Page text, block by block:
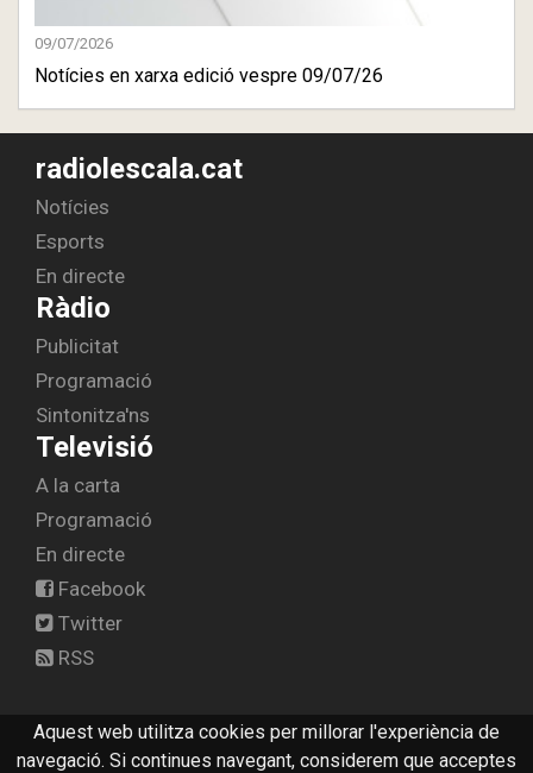
Aquest web utilitza cookies per millorar l'experiència de
navegació. Si continues navegant, considerem que acceptes
09/07/2026
Notícies en xarxa edició vespre 09/07/26
radiolescala.cat
Notícies
Esports
En directe
Ràdio
Publicitat
Programació
Sintonitza'ns
Televisió
A la carta
Programació
En directe
Facebook
Twitter
RSS
© 2026 radiolescala.cat -Avís legal-Contactar